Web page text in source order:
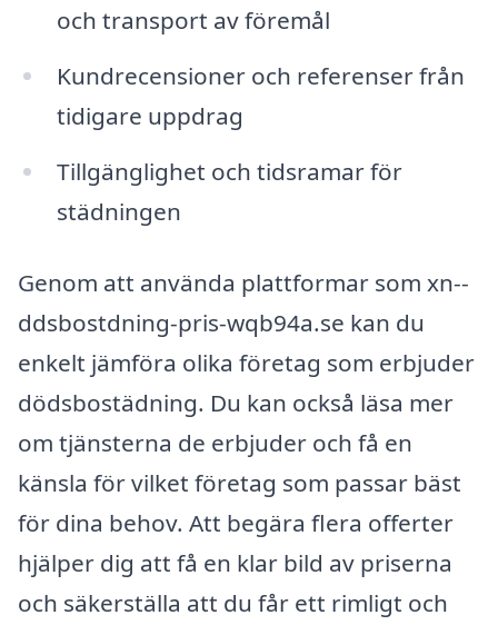
och transport av föremål
Kundrecensioner och referenser från
tidigare uppdrag
Tillgänglighet och tidsramar för
städningen
Genom att använda plattformar som xn--
ddsbostdning-pris-wqb94a.se kan du
enkelt jämföra olika företag som erbjuder
dödsbostädning. Du kan också läsa mer
om tjänsterna de erbjuder och få en
känsla för vilket företag som passar bäst
för dina behov. Att begära flera offerter
hjälper dig att få en klar bild av priserna
och säkerställa att du får ett rimligt och